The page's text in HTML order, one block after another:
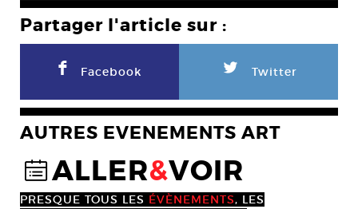
Partager l'article sur :
F Facebook L Twitter
AUTRES EVENEMENTS ART
@ALLER&VOIR
PRESQUE TOUS LES ÉVÈNEMENTS, LES